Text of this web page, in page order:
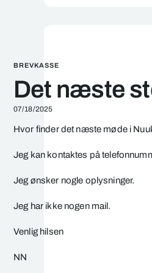
BREVKASSE
Det næste
07/18/2025
Hvor finder det næste møde i
Jeg kan kontaktes på
Jeg ønsker nogle oplysninger.
Jeg har ikke nogen mail.
Venlig hilsen
NN